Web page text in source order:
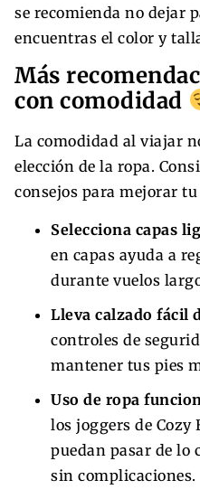
se recomienda no dejar
encuentras el color y
Más
con comodidad
La comodidad al viajar
elección de la ropa.
consejos para mejorar
Selecciona capas
en capas ayuda a
durante vuelos
Lleva calzado fácil
controles de
mantener tus pies
Uso de ropa
los joggers de Cozy
puedan pasar de lo
sin complicaciones.